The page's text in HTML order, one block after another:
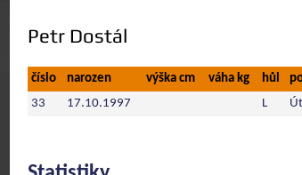
Petr Dostál
číslo narozen výška cm váha kg hůl
33
17.10.1997 L